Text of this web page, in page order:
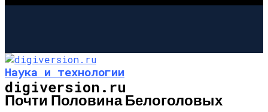
digiversion.ru
Наука и технологии
Почти Половина Белоголовых